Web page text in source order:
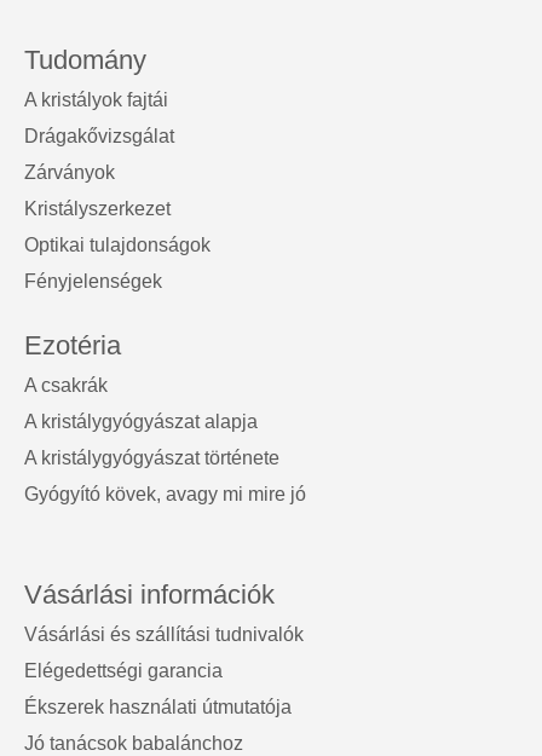
Tudomány
A kristályok fajtái
Drágakővizsgálat
Zárványok
Kristályszerkezet
Optikai tulajdonságok
Fényjelenségek
Ezotéria
A csakrák
A kristálygyógyászat alapja
A kristálygyógyászat története
Gyógyító kövek, avagy mi mire jó
Vásárlási információk
Vásárlási és szállítási tudnivalók
Elégedettségi garancia
Ékszerek használati útmutatója
Jó tanácsok babalánchoz